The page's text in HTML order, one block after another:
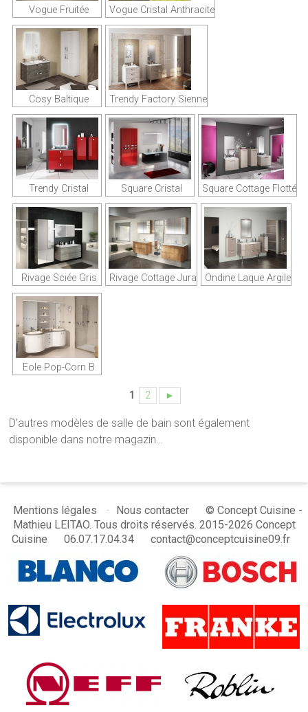
Vogue Fruitée Vogue Cristal Anthracite
Cosy Baltique Trendy Factory Sienne
Trendy Cristal Square Cristal Square Cottage Flotté
Rivage Sciée Gris Rivage Cottage Jura Ondine Laque Argile
Eole Pop-Corn B
1 2 ►
D’autres modèles de salle de bain sont également
disponible dans notre magazin…
Mentions légales Nous contacter
© Concept Cuisine -
Mathieu LEITAO. Tous droits réservés. 2015-2026 Concept
Cuisine
06.07.17.04.34 contact@conceptcuisine09.fr